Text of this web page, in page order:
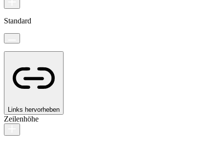
Standard
Links hervorheben
Zeilenhöhe